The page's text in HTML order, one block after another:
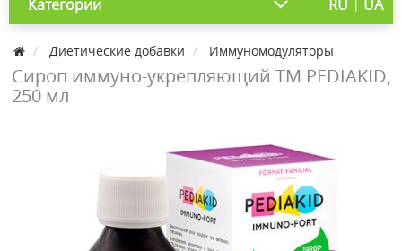
Категории RU UA
Диетические добавки Иммуномодуляторы
Сироп иммуно-укрепляющий ТМ PEDIAKID,
250 мл